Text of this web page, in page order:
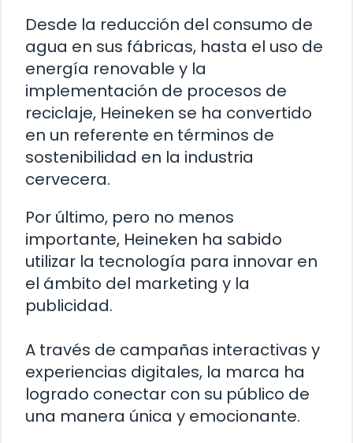
Desde la reducción del consumo de
agua en sus fábricas, hasta el uso de
energía renovable y la
implementación de procesos de
reciclaje, Heineken se ha convertido
en un referente en términos de
sostenibilidad en la industria
cervecera.
Por último, pero no menos
importante, Heineken ha sabido
utilizar la tecnología para innovar en
el ámbito del marketing y la
publicidad.
A través de campañas interactivas y
experiencias digitales, la marca ha
logrado conectar con su público de
una manera única y emocionante.